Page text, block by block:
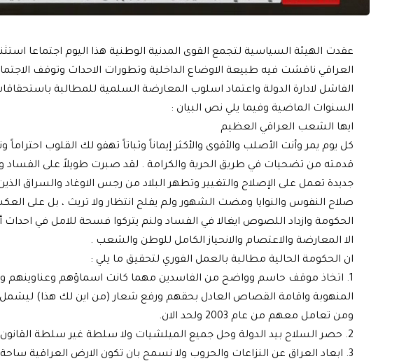
عقدت الهيئة السياسية لتجمع القوى المدنية الوطنية هذا اليوم اجتماعا
العراقي ناقشت فيه طبيعة الاوضاع الداخلية وتطورات الاحداث وتوقف
الفاشل لادارة الدولة واعتماد اسلوب المعارضة السلمية للمطالبة
السنوات الماضية وفيما يلي نص البيان :
ايها الشعب العراقي العظيم
كل يوم يمر وأنت الأصلب والأقوى والأكثر إيماناً وثباتاً تهفو لك القلوب
قدمته من تضحيات في طريق الحرية والكرامة . لقد صبرت طويلاً على الفساد
جديدة تعمل على الإصلاح والتغيير وتطهر البلاد من رجس الاوغاد والسراق
صلاح النفوس والنوايا ومضت الشهور ولم يفلح انتظار ولا تريث ، بل على
الحكومة وازداد اللصوص ايغالا في الفساد ولنم يتركوا فسحة للامل في احداث
الا المعارضة والاعتصام والانحياز الكامل للوطن والشعب .
ان الحكومة الحالية مطالبة بالعمل الفوري لتحقيق ما يلي :
1. اتخاذ موقف حاسم وواضح من الفاسدين مهما كانت اسماؤهم وعناوينهم
المنهوبة واقامة القصاص العادل بحقهم ورفع شعار (من اين لك هذا) ليشمل
ومن تعامل معهم من عام 2003 ولحد الان.
2. حصر السلاح بيد الدولة وحل جميع الميلشيات ولا سلطة غير سلطة القانون.
3. ابعاد العراق عن النزاعات والحروب ولا نسمح بان تكون الارض العراقية